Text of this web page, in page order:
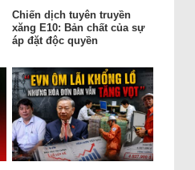
Chiến dịch tuyên truyền
xăng E10: Bản chất của sự
áp đặt độc quyền